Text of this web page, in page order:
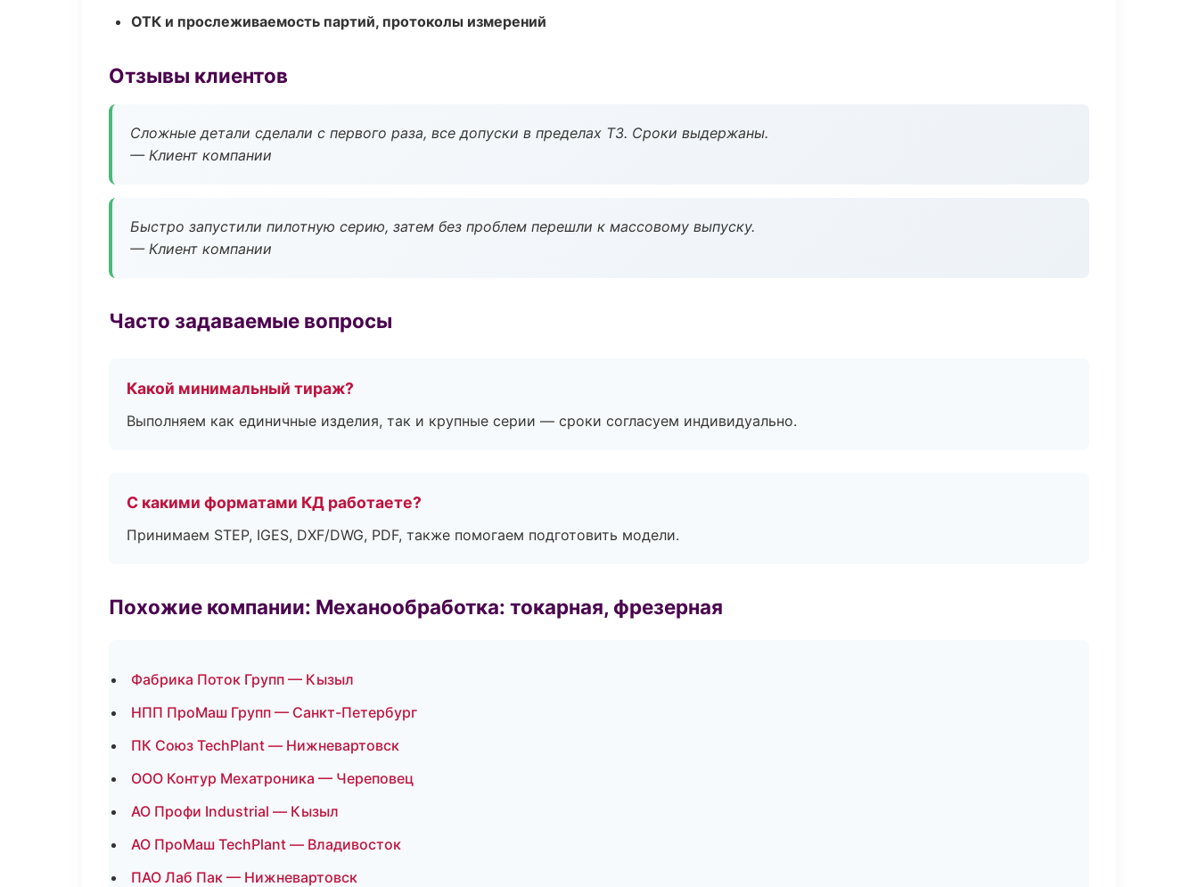
ОТК и прослеживаемость партий, протоколы измерений
Отзывы клиентов
Сложные детали сделали с первого раза, все допуски в пределах ТЗ. Сроки выдержаны.
— Клиент компании
Быстро запустили пилотную серию, затем без проблем перешли к массовому выпуску.
— Клиент компании
Часто задаваемые вопросы
Какой минимальный тираж?
Выполняем как единичные изделия, так и крупные серии — сроки согласуем индивидуально.
С какими форматами КД работаете?
Принимаем STEP, IGES, DXF/DWG, PDF, также помогаем подготовить модели.
Похожие компании: Механообработка: токарная, фрезерная
Фабрика Поток Групп — Кызыл
НПП ПроМаш Групп — Санкт-Петербург
ПК Союз TechPlant — Нижневартовск
ООО Контур Мехатроника — Череповец
АО Профи Industrial — Кызыл
АО ПроМаш TechPlant — Владивосток
ПАО Лаб Пак — Нижневартовск